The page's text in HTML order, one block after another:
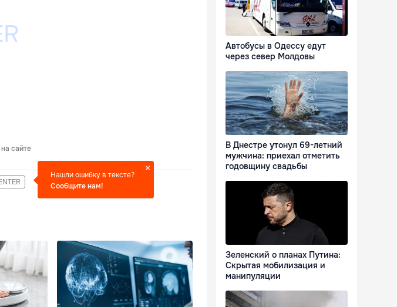
сайте
Нашли ошибку в тексте?
Сообщите нам!
Автобусы в Одессу едут
через север Молдовы
В Днестре утонул 69-летний
мужчина: приехал отметить
годовщину свадьбы
Зеленский о планах Путина:
Скрытая мобилизация и
манипуляции